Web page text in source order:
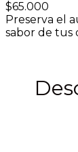
$65.000
Preserva el
sabor de tus